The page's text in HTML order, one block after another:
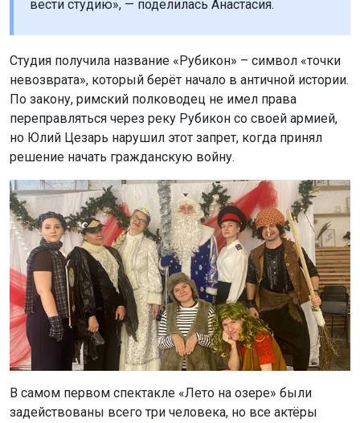
вести студию», — поделилась Анастасия.
Студия получила название «Рубикон» – символ «точки
невозврата», который берёт начало в античной истории.
По закону, римский полководец не имел права
переправляться через реку Рубикон со своей армией,
но Юлий Цезарь нарушил этот запрет, когда принял
решение начать гражданскую войну.
В самом первом спектакле «Лето на озере» были
задействованы всего три человека, но все актёры